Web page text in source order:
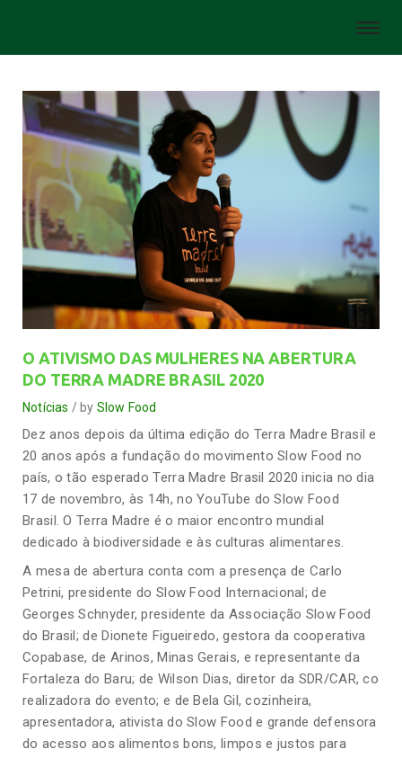
O ATIVISMO DAS MULHERES NA ABERTURA
DO TERRA MADRE BRASIL 2020
Notícias by Slow Food
Dez anos depois da última edição do Terra Madre Brasil e
20 anos após a fundação do movimento Slow Food no
país, o tão esperado Terra Madre Brasil 2020 inicia no dia
17 de novembro, às 14h, no YouTube do Slow Food
Brasil. O Terra Madre é o maior encontro mundial
dedicado à biodiversidade e às culturas alimentares.
A mesa de abertura conta com a presença de Carlo
Petrini, presidente do Slow Food Internacional; de
Georges Schnyder, presidente da Associação Slow Food
do Brasil; de Dionete Figueiredo, gestora da cooperativa
Copabase, de Arinos, Minas Gerais, e representante da
Fortaleza do Baru; de Wilson Dias, diretor da SDR/CAR, co
realizadora do evento; e de Bela Gil, cozinheira,
apresentadora, ativista do Slow Food e grande defensora
do acesso aos alimentos bons, limpos e justos para